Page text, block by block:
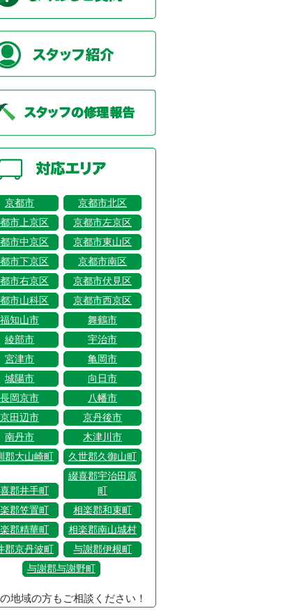
京都市
京都市北区
市上京区
京都市左京区
市中京区
京都市東山区
市下京区
京都市南区
市右京区
京都市伏見区
市山科区
京都市西京区
福知山市
舞鶴市
綾部市
宇治市
宮津市
亀岡市
城陽市
向日市
長岡京市
八幡市
京田辺市
京丹後市
南丹市
木津川市
郡大山崎町
久世郡久御山町
郡井手町
綴喜郡宇治田原
町
郡笠置町
相楽郡和束町
郡精華町
相楽郡南山城村
郡京丹波町
与謝郡伊根町
与謝郡与謝野町
地域の方もご相談ください！